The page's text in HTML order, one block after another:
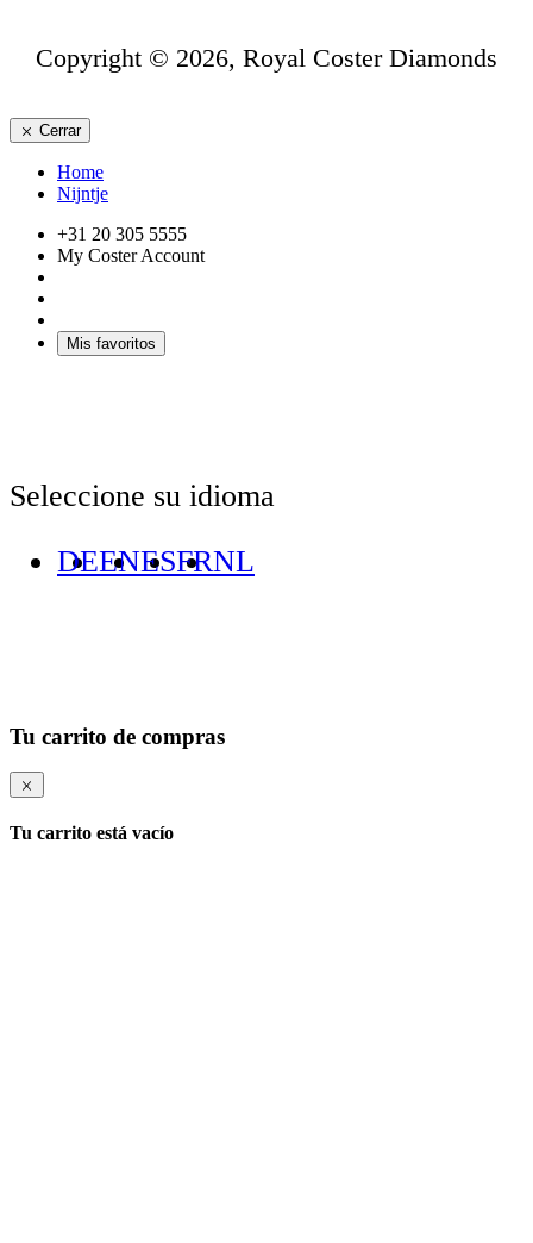
Copyright © 2026, Royal Coster Diamonds
Cerrar
Home
Nijntje
+31 20 305 5555
My Coster Account
Mis favoritos
Seleccione su idioma
DEENESFRNL
Tu carrito de compras
Tu carrito está vacío